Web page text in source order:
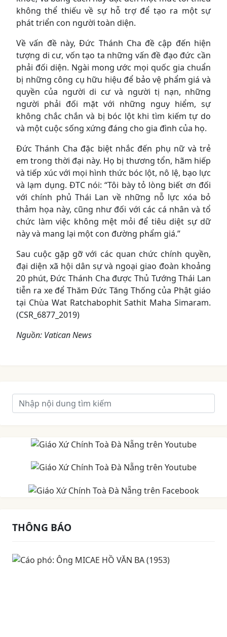
không thể thiếu về sự hỗ trợ để tạo ra một sự
phát triển con người toàn diện.
Về vấn đề này, Đức Thánh Cha đề cập đến hiện
tượng di cư, vốn tạo ta những vấn đề đạo đức cần
phải đối diện. Ngài mong ước mọi quốc gia chuẩn
bị những công cụ hữu hiệu để bảo vệ phẩm giá và
quyền của người di cư và người tị nạn, những
người phải đối mặt với những nguy hiểm, sự
không chắc chắn và bị bóc lột khi tìm kiếm tự do
và một cuộc sống xứng đáng cho gia đình của họ.
Đức Thánh Cha đặc biệt nhắc đến phụ nữ và trẻ
em trong thời đại này. Họ bị thương tổn, hãm hiếp
và tiếp xúc với mọi hình thức bóc lột, nô lệ, bạo lực
và lạm dụng. ĐTC nói: “Tôi bày tỏ lòng biết ơn đối
với chính phủ Thái Lan về những nỗ lực xóa bỏ
thảm họa này, cũng như đối với các cá nhân và tổ
chức làm việc không mệt mỏi để tiêu diệt sự dữ
này và mang lại một con đường phẩm giá.”
Sau cuộc gặp gỡ với các quan chức chính quyền,
đại diện xã hội dân sự và ngoại giao đoàn khoảng
20 phút, Đức Thánh Cha được Thủ Tướng Thái Lan
tiễn ra xe để Thăm Đức Tăng Thống của Phật giáo
tại Chùa Wat Ratchabophit Sathit Maha Simaram.
(CSR_6877_2019)
Nguồn: Vatican News
THÔNG BÁO